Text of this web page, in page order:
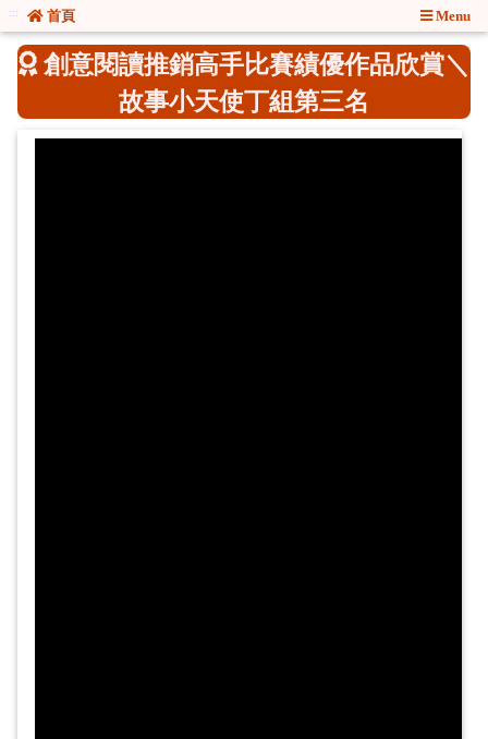
::: 首頁 Menu
創意閱讀推銷高手比賽績優作品欣賞＼
故事小天使丁組第三名